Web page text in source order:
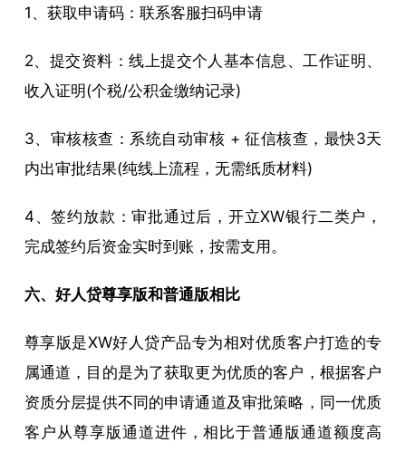
1、获取申请码：联系客服扫码申请
2、提交资料：线上提交个人基本信息、工作证明、
收入证明(个税/公积金缴纳记录)
3、审核核查：系统自动审核 + 征信核查，最快3天
内出审批结果(纯线上流程，无需纸质材料)
4、签约放款：审批通过后，开立XW银行二类户，
完成签约后资金实时到账，按需支用。
六、好人贷尊享版和普通版相比
尊享版是XW好人贷产品专为相对优质客户打造的专
属通道，目的是为了获取更为优质的客户，根据客户
资质分层提供不同的申请通道及审批策略，同一优质
客户从尊享版通道进件，相比于普通版通道额度高